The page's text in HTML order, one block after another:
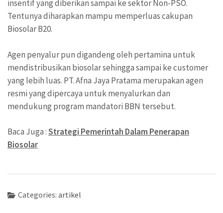
insentif yang diberikan sampai ke sektor Non-PSO.
Tentunya diharapkan mampu memperluas cakupan
Biosolar B20.
Agen penyalur pun digandeng oleh pertamina untuk
mendistribusikan biosolar sehingga sampai ke customer
yang lebih luas. PT. Afna Jaya Pratama merupakan agen
resmi yang dipercaya untuk menyalurkan dan
mendukung program mandatori BBN tersebut.
Baca Juga :Strategi Pemerintah Dalam Penerapan
Biosolar
Categories: artikel